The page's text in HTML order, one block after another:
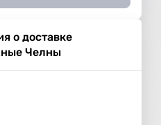
о доставке
Челны